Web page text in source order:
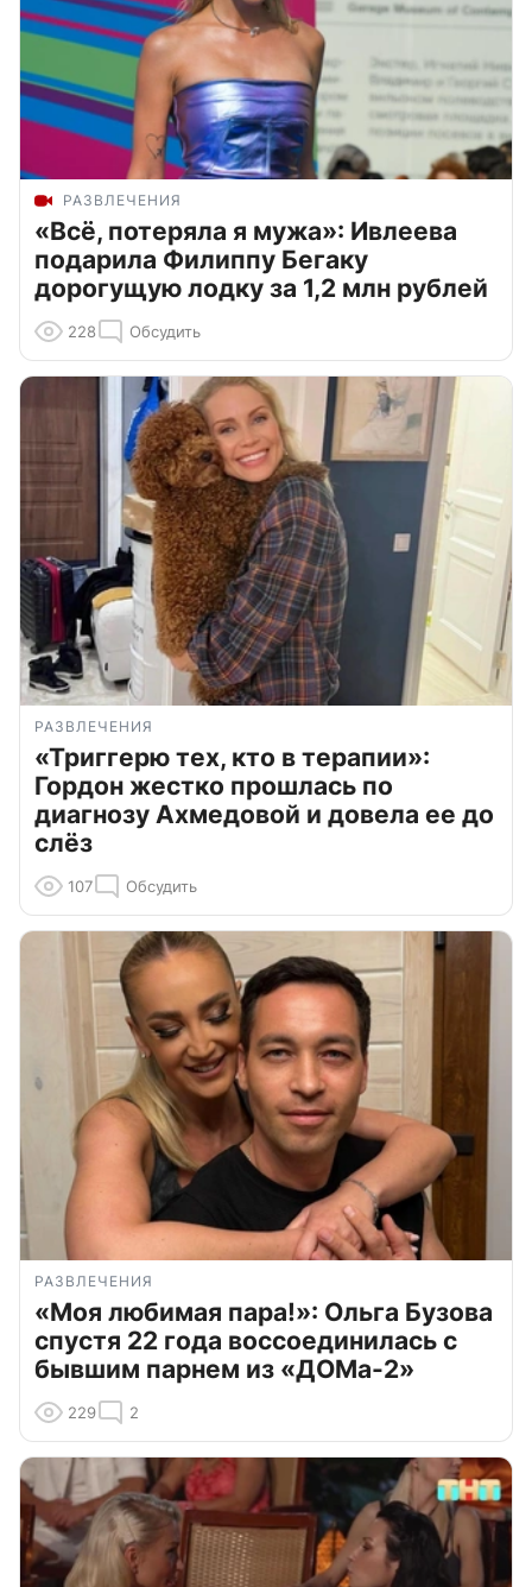
РАЗВЛЕЧЕНИЯ
«Всё, потеряла я мужа»: Ивлеева
подарила Филиппу Бегаку
дорогущую лодку за 1,2 млн рублей
228 Обсудить
РАЗВЛЕЧЕНИЯ
«Триггерю тех, кто в терапии»:
Гордон жестко прошлась по
диагнозу Ахмедовой и довела ее до
слёз
107 Обсудить
РАЗВЛЕЧЕНИЯ
«Моя любимая пара!»: Ольга Бузова
спустя 22 года воссоединилась с
бывшим парнем из «ДОМа-2»
229 2